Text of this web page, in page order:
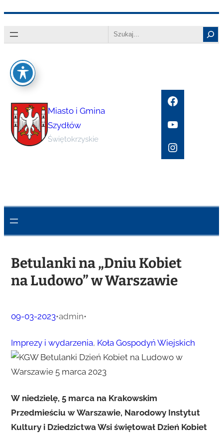
do
Search
Miasto i Gmina
Szydłów
Świętokrzyskie
Facebook
YouTube
Instagram
Betulanki na „Dniu Kobiet
na Ludowo” w Warszawie
09-03-2023•admin•
Imprezy i wydarzenia, Koła Gospodyń Wiejskich
W niedzielę, 5 marca na Krakowskim
Przedmieściu w Warszawie, Narodowy Instytut
Kultury i Dziedzictwa Wsi świętował Dzień Kobiet